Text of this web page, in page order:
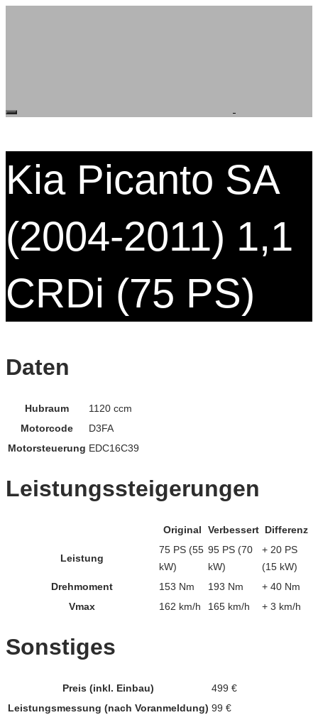
Kia Picanto SA
(2004-2011) 1,1
CRDi (75 PS)
Daten
Hubraum
1120 ccm
Motorcode
D3FA
Motorsteuerung EDC16C39
Leistungssteigerungen
Original Verbessert Differenz
Leistung
75 PS (55
kW)
95 PS (70
kW)
+ 20 PS
(15 kW)
Drehmoment
153 Nm 193 Nm
+ 40 Nm
Vmax
162 km/h 165 km/h + 3 km/h
Sonstiges
Preis (inkl. Einbau)
499 €
Leistungsmessung (nach Voranmeldung) 99 €